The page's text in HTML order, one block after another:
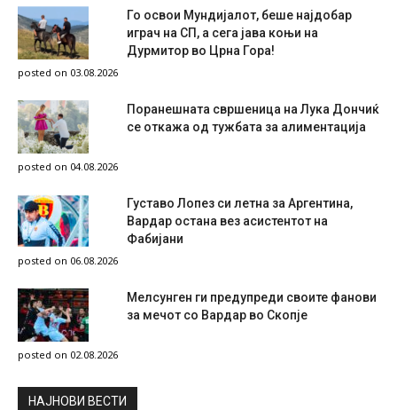
Го освои Мундијалот, беше најдобар
играч на СП, а сега јава коњи на
Дурмитор во Црна Гора!
posted on 03.08.2026
Поранешната свршеница на Лука Дончиќ
се откажа од тужбата за алиментација
posted on 04.08.2026
Густаво Лопез си летна за Аргентина,
Вардар остана вез асистентот на
Фабијани
posted on 06.08.2026
Мелсунген ги предупреди своите фанови
за мечот со Вардар во Скопје
posted on 02.08.2026
НAЈНОВИ ВЕСТИ